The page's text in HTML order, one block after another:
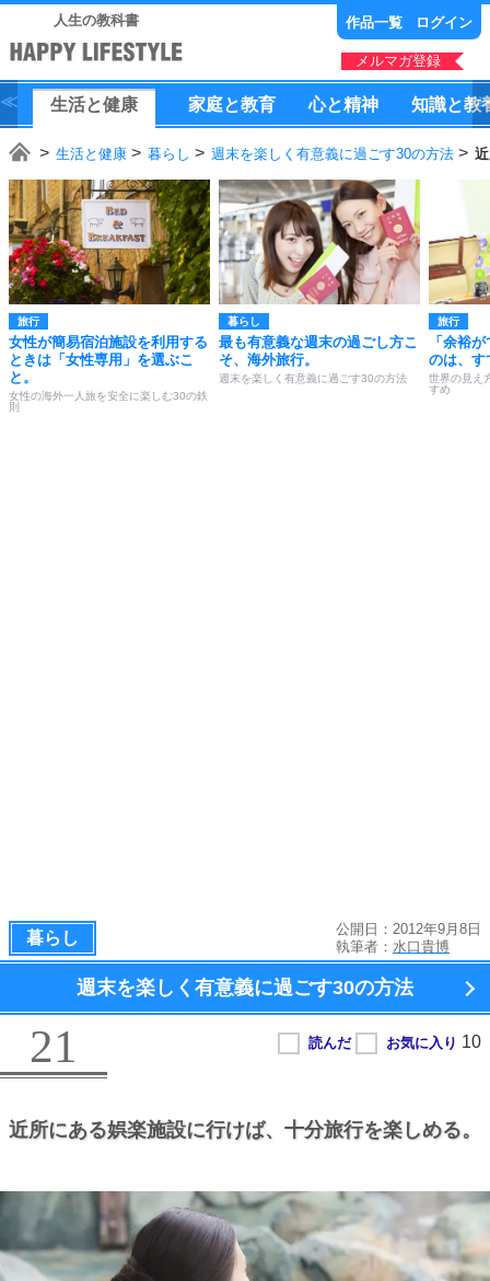
人生の教科書 作品一覧 ログイン
メルマガ登録
生活と健康 家庭と教育 心と精神 知識と教
生活と健康 暮らし 週末を楽しく有意義に過ごす30の方法
旅行
女性が簡易宿泊施設を利用する
ときは「女性専用」を選ぶこ
と。
女性の海外一人旅を安全に楽しむ30の鉄
則
暮らし
最も有意義な週末の過ごし方こ
そ、海外旅行。
週末を楽しく有意義に過ごす30の方法
旅行
「余裕
のは、す
世界の見え
すめ
暮らし
公開日：2012年9月8日
執筆者： 水口貴博
週末を楽しく有意義に過ごす30の方法
21
近所にある娯楽施設に行けば、 十分旅行を楽しめる。